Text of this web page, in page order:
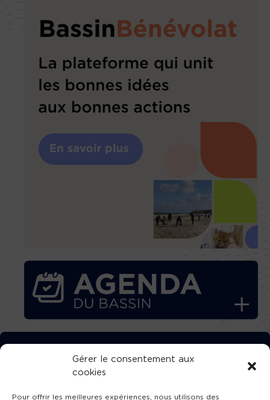
Gérer le consentement aux
cookies
Pour offrir les meilleures expériences, nous utilisons des
TÉLÉCHARGEZ GRATUITEMENT
L’APPLICATION TVBA !